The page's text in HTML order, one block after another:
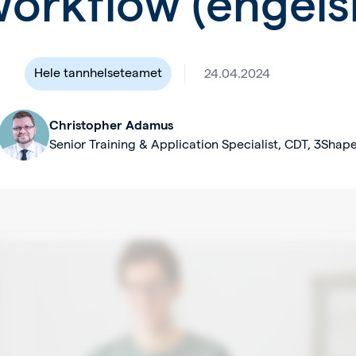
Hele tannhelseteamet 24.04.2024
Christopher Adamus
Senior Training & Application Specialist, CDT,